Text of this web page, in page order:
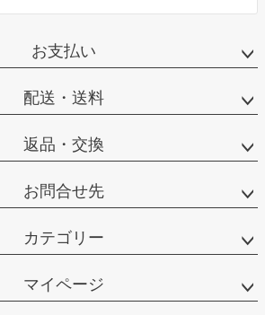
お支払い
配送・送料
返品・交換
お問合せ先
カテゴリー
マイページ